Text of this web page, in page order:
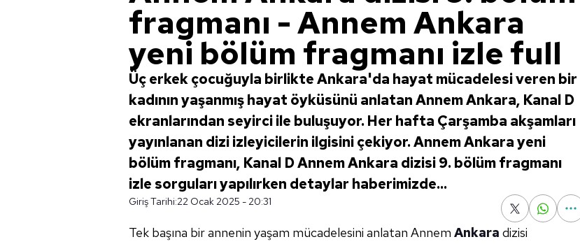
fragmanı - Annem Ankara
yeni bölüm fragmanı izle full
Üç erkek çocuğuyla birlikte Ankara'da hayat mücadelesi veren bir
kadının yaşanmış hayat öyküsünü anlatan Annem Ankara, Kanal D
ekranlarından seyirci ile buluşuyor. Her hafta Çarşamba akşamları
yayınlanan dizi izleyicilerin ilgisini çekiyor. Annem Ankara yeni
bölüm fragmanı, Kanal D Annem Ankara dizisi 9. bölüm fragmanı
izle sorguları yapılırken detaylar haberimizde...
Giriş Tarihi:22 Ocak 2025 - 20:31
Tek başına bir annenin yaşam mücadelesini anlatan Annem Ankara dizisi